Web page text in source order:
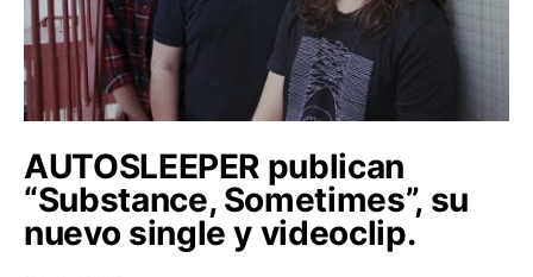
AUTOSLEEPER publican
“Substance, Sometimes”, su
nuevo single y videoclip.